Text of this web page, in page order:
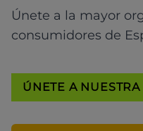
Únete a la mayor
consumidores de
ÚNETE A